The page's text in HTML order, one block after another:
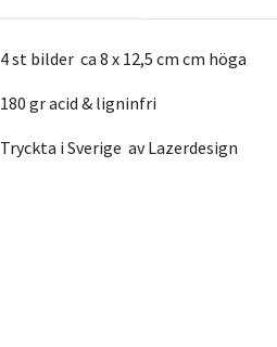
4 st bilder ca 8 x 12,5 cm cm höga
180 gr acid & ligninfri
Tryckta i Sverige av Lazerdesign